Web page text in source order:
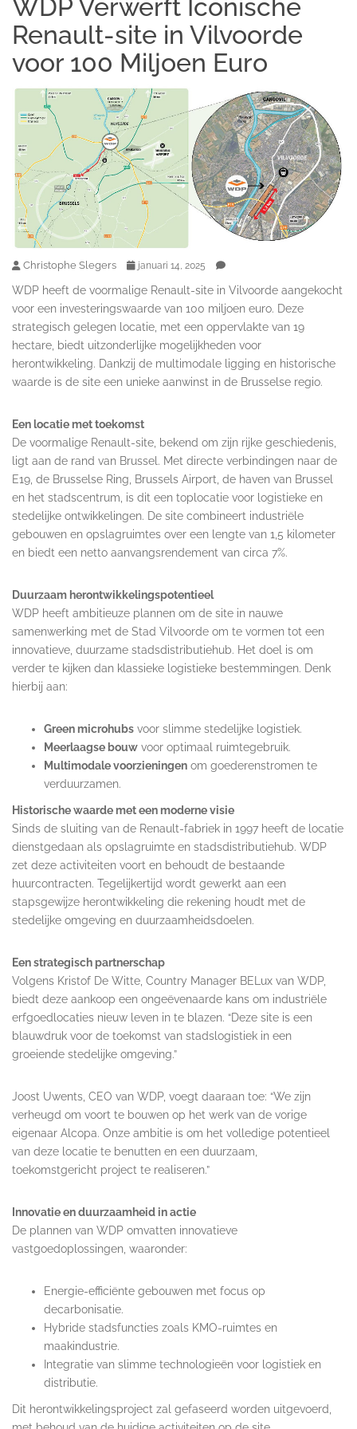
WDP Verwerft Iconische
Renault-site in Vilvoorde
voor 100 Miljoen Euro
Christophe Slegers januari 14, 2025
WDP heeft de voormalige Renault-site in Vilvoorde aangekocht
voor een investeringswaarde van 100 miljoen euro. Deze
strategisch gelegen locatie, met een oppervlakte van 19
hectare, biedt uitzonderlijke mogelijkheden voor
herontwikkeling. Dankzij de multimodale ligging en historische
waarde is de site een unieke aanwinst in de Brusselse regio.
Een locatie met toekomst
De voormalige Renault-site, bekend om zijn rijke geschiedenis,
ligt aan de rand van Brussel. Met directe verbindingen naar de
E19, de Brusselse Ring, Brussels Airport, de haven van Brussel
en het stadscentrum, is dit een toplocatie voor logistieke en
stedelijke ontwikkelingen. De site combineert industriële
gebouwen en opslagruimtes over een lengte van 1,5 kilometer
en biedt een netto aanvangsrendement van circa 7%.
Duurzaam herontwikkelingspotentieel
WDP heeft ambitieuze plannen om de site in nauwe
samenwerking met de Stad Vilvoorde om te vormen tot een
innovatieve, duurzame stadsdistributiehub. Het doel is om
verder te kijken dan klassieke logistieke bestemmingen. Denk
hierbij aan:
Green microhubs voor slimme stedelijke logistiek.
Meerlaagse bouw voor optimaal ruimtegebruik.
Multimodale voorzieningen om goederenstromen te
verduurzamen.
Historische waarde met een moderne visie
Sinds de sluiting van de Renault-fabriek in 1997 heeft de locatie
dienstgedaan als opslagruimte en stadsdistributiehub. WDP
zet deze activiteiten voort en behoudt de bestaande
huurcontracten. Tegelijkertijd wordt gewerkt aan een
stapsgewijze herontwikkeling die rekening houdt met de
stedelijke omgeving en duurzaamheidsdoelen.
Een strategisch partnerschap
Volgens Kristof De Witte, Country Manager BELux van WDP,
biedt deze aankoop een ongeëvenaarde kans om industriële
erfgoedlocaties nieuw leven in te blazen. “Deze site is een
blauwdruk voor de toekomst van stadslogistiek in een
groeiende stedelijke omgeving.”
Joost Uwents, CEO van WDP, voegt daaraan toe: “We zijn
verheugd om voort te bouwen op het werk van de vorige
eigenaar Alcopa. Onze ambitie is om het volledige potentieel
van deze locatie te benutten en een duurzaam,
toekomstgericht project te realiseren.”
Innovatie en duurzaamheid in actie
De plannen van WDP omvatten innovatieve
vastgoedoplossingen, waaronder:
Energie-efficiënte gebouwen met focus op
decarbonisatie.
Hybride stadsfuncties zoals KMO-ruimtes en
maakindustrie.
Integratie van slimme technologieën voor logistiek en
distributie.
Dit herontwikkelingsproject zal gefaseerd worden uitgevoerd,